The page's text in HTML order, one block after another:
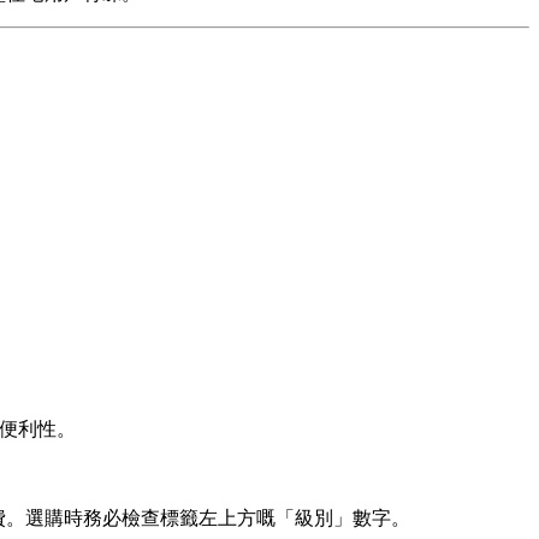
利性。
選購時務必檢查標籤左上方嘅「級別」數字。